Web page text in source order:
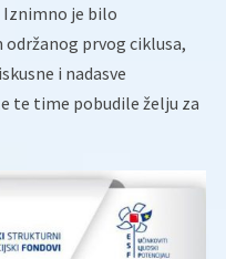
Iznimno je bilo
prvog ciklusa,
i nadasve
te time pobudile želju za